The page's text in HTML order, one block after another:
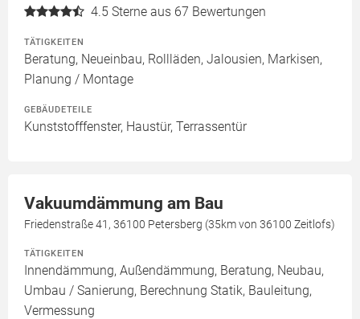
4.5 Sterne aus 67 Bewertungen
TÄTIGKEITEN
Beratung, Neueinbau, Rollläden, Jalousien, Markisen,
Planung / Montage
GEBÄUDETEILE
Kunststofffenster, Haustür, Terrassentür
Vakuumdämmung am Bau
Friedenstraße 41, 36100 Petersberg (35km von 36100 Zeitlofs)
TÄTIGKEITEN
Innendämmung, Außendämmung, Beratung, Neubau,
Umbau / Sanierung, Berechnung Statik, Bauleitung,
Vermessung